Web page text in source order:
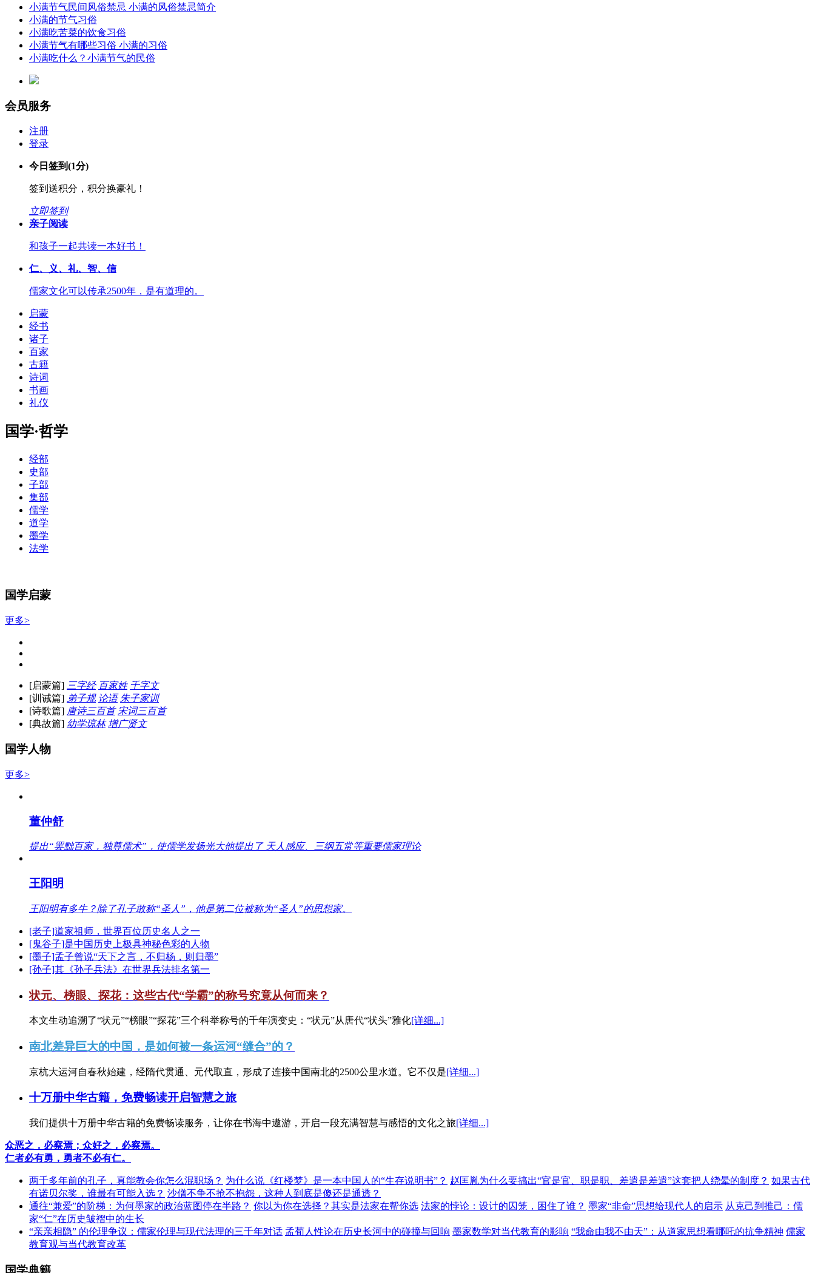
小满节气民间风俗禁忌 小满的风俗禁忌简介
小满的节气习俗
小满吃苦菜的饮食习俗
小满节气有哪些习俗 小满的习俗
小满吃什么？小满节气的民俗
会员服务
注册
登录
今日签到(1分)
签到送积分，积分换豪礼！
立即签到
亲子阅读
和孩子一起共读一本好书！
仁、义、礼、智、信
儒家文化可以传承2500年，是有道理的。
启蒙
经书
诸子
百家
古籍
诗词
书画
礼仪
国学·哲学
经部
史部
子部
集部
儒学
道学
墨学
法学
国学启蒙
更多>
[启蒙篇] 三字经 百家姓 千字文
[训诫篇] 弟子规 论语 朱子家训
[诗歌篇] 唐诗三百首 宋词三百首
[典故篇] 幼学琼林 增广贤文
国学人物
更多>
董仲舒
提出“罢黜百家，独尊儒术”，使儒学发扬光大他提出了 天人感应、三纲五常等重要儒家理论
王阳明
王阳明有多牛？除了孔子敢称“圣人”，他是第二位被称为“圣人”的思想家。
[老子]道家祖师，世界百位历史名人之一
[鬼谷子]是中国历史上极具神秘色彩的人物
[墨子]孟子曾说“天下之言，不归杨，则归墨”
[孙子]其《孙子兵法》在世界兵法排名第一
状元、榜眼、探花：这些古代“学霸”的称号究竟从何而来？
本文生动追溯了“状元”“榜眼”“探花”三个科举称号的千年演变史：“状元”从唐代“状头”雅化[详细...]
南北差异巨大的中国，是如何被一条运河“缝合”的？
京杭大运河自春秋始建，经隋代贯通、元代取直，形成了连接中国南北的2500公里水道。它不仅是[详细...]
十万册中华古籍，免费畅读开启智慧之旅
我们提供十万册中华古籍的免费畅读服务，让你在书海中遨游，开启一段充满智慧与感悟的文化之旅[详细...]
众恶之，必察焉；众好之，必察焉。
仁者必有勇，勇者不必有仁。
两千多年前的孔子，真能教会你怎么混职场？ 为什么说《红楼梦》是一本中国人的“生存说明书”？ 赵匡胤为什么要搞出“官是官、职是职、差遣是差遣”这套把人绕晕的制度？ 如果古代
有诺贝尔奖，谁最有可能入选？ 沙僧不争不抢不抱怨，这种人到底是傻还是通透？
通往“兼爱”的阶梯：为何墨家的政治蓝图停在半路？ 你以为你在选择？其实是法家在帮你选 法家的悖论：设计的囚笼，困住了谁？ 墨家“非命”思想给现代人的启示 从克己到推己：儒
家“仁”在历史皱褶中的生长
“亲亲相隐” 的伦理争议：儒家伦理与现代法理的三千年对话 孟荀人性论在历史长河中的碰撞与回响 墨家数学对当代教育的影响 “我命由我不由天”：从道家思想看哪吒的抗争精神 儒家
教育观与当代教育改革
国学典籍